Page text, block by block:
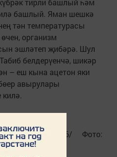
тирли башлый һәм
башлый. Яман шешкә
тән температурасы
организм
эшләтеп җибәрә. Шул
белдерүенчә, шикәр
– еш кына ацетон яки
авырулары
2023/01/102166/ Фото: